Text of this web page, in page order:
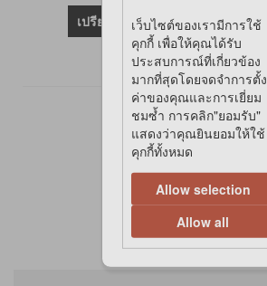
เปรียบเทียบ
1 รายการ
1
เว็บไซต์ของเรามีการใช้
คุกกี้ เพื่อให้คุณได้รับ
ประสบการณ์ที่เกี่ยวข้อง
มากที่สุดโดยจดจำการตั้ง
ค่าของคุณและการเยี่ยม
ชมซ้ำ การคลิก"ยอมรับ"
แสดงว่าคุณยินยอมให้ใช้
คุกกี้ทั้งหมด
Allow selection
Allow all